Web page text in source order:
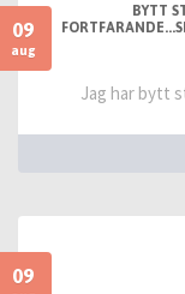
09
aug
BYTT
Jag har bytt
09